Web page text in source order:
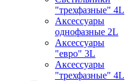
"трехфазные" 4L
Аксессуары
однофазные 2L
Аксессуары
"евро" 3L
Аксессуары
"трехфазные" 4L